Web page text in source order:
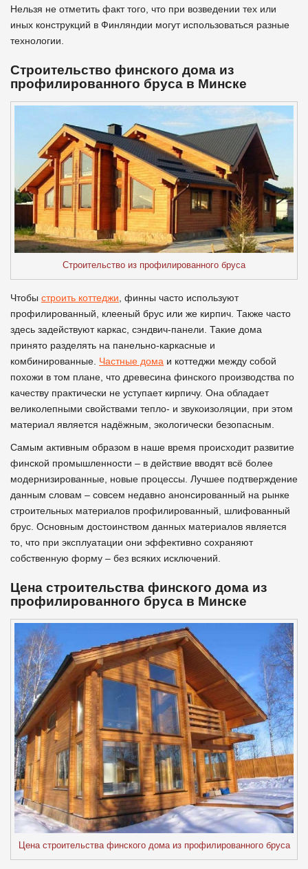
Нельзя не отметить факт того, что при возведении тех или
иных конструкций в Финляндии могут использоваться разные
технологии.
Строительство финского дома из
профилированного бруса в Минске
Строительство из профилированного бруса
Чтобы строить коттеджи , финны часто используют
профилированный, клееный брус или же кирпич. Также часто
здесь задействуют каркас, сэндвич-панели. Такие дома
принято разделять на панельно-каркасные и
комбинированные. Частные дома и коттеджи между собой
похожи в том плане, что древесина финского производства по
качеству практически не уступает кирпичу. Она обладает
великолепными свойствами тепло- и звукоизоляции, при этом
материал является надёжным, экологически безопасным.
Самым активным образом в наше время происходит развитие
финской промышленности – в действие вводят всё более
модернизированные, новые процессы. Лучшее подтверждение
данным словам – совсем недавно анонсированный на рынке
строительных материалов профилированный, шлифованный
брус. Основным достоинством данных материалов является
то, что при эксплуатации они эффективно сохраняют
собственную форму – без всяких исключений.
Цена строительства финского дома из
профилированного бруса в Минске
Цена строительства финского дома из профилированного бруса